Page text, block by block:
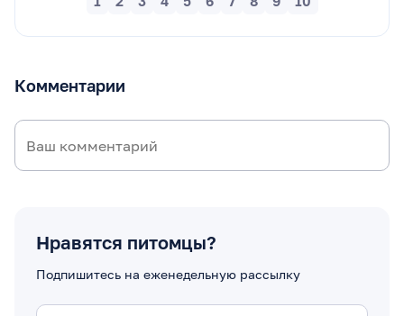
Комментарии
Нравятся питомцы?
Подпишитесь на еженедельную рассылку